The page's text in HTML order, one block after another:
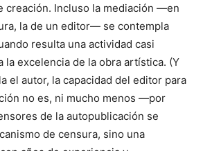
creación. Incluso la mediación —en
la de un editor— se contempla
resulta una actividad casi
la excelencia de la obra artística. (Y
el autor, la capacidad del editor para
no es, ni mucho menos —por
de la autopublicación se
de censura, sino una